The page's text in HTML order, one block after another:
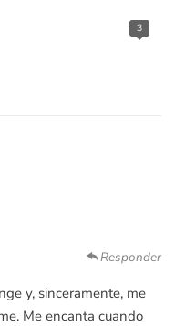
3
Responder
y, sinceramente, me
Me encanta cuando